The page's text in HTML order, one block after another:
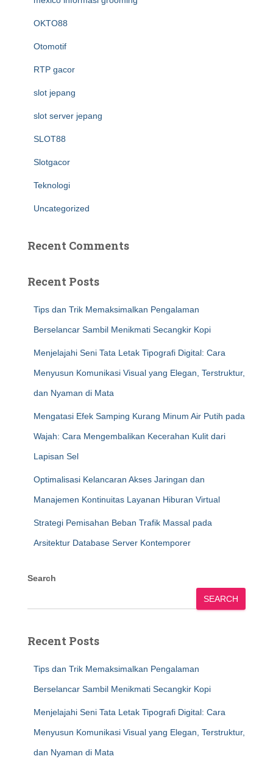
OKTO88
Otomotif
RTP gacor
slot jepang
slot server jepang
SLOT88
Slotgacor
Teknologi
Uncategorized
Recent Comments
Recent Posts
Tips dan Trik Memaksimalkan Pengalaman
Berselancar Sambil Menikmati Secangkir Kopi
Menjelajahi Seni Tata Letak Tipografi Digital: Cara
Menyusun Komunikasi Visual yang Elegan, Terstruktur,
dan Nyaman di Mata
Mengatasi Efek Samping Kurang Minum Air Putih pada
Wajah: Cara Mengembalikan Kecerahan Kulit dari
Lapisan Sel
Optimalisasi Kelancaran Akses Jaringan dan
Manajemen Kontinuitas Layanan Hiburan Virtual
Strategi Pemisahan Beban Trafik Massal pada
Arsitektur Database Server Kontemporer
Search
SEARCH
Recent Posts
Tips dan Trik Memaksimalkan Pengalaman
Berselancar Sambil Menikmati Secangkir Kopi
Menjelajahi Seni Tata Letak Tipografi Digital: Cara
Menyusun Komunikasi Visual yang Elegan, Terstruktur,
dan Nyaman di Mata